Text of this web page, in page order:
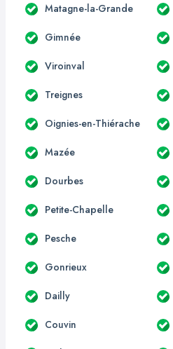
Matagne-la-Grande
Gimnée
Viroinval
Treignes
Oignies-en-Thiérache
Mazée
Dourbes
Petite-Chapelle
Pesche
Gonrieux
Dailly
Couvin